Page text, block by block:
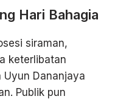
Hari Bahagia
siraman,
keterlibatan
Uyun Dananjaya
Publik pun